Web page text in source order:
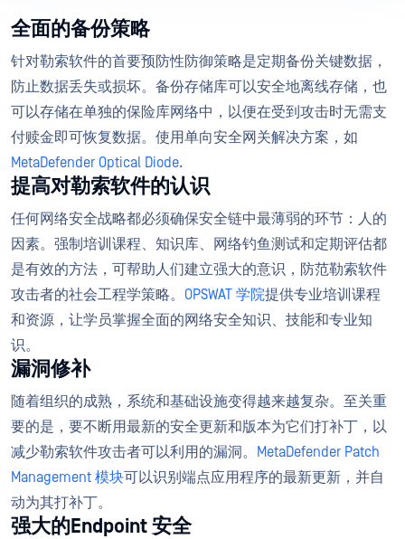
全面的备份策略
针对勒索软件的首要预防性防御策略是定期备份关键数据，
防止数据丢失或损坏。备份存储库可以安全地离线存储，也
可以存储在单独的保险库网络中，以便在受到攻击时无需支
付赎金即可恢复数据。使用单向安全网关解决方案，如
MetaDefender Optical Diode.
提高对勒索软件的认识
任何网络安全战略都必须确保安全链中最薄弱的环节：人的
因素。强制培训课程、知识库、网络钓鱼测试和定期评估都
是有效的方法，可帮助人们建立强大的意识，防范勒索软件
攻击者的社会工程学策略。 OPSWAT 学院提供专业培训课程
和资源，让学员掌握全面的网络安全知识、技能和专业知
识。
漏洞修补
随着组织的成熟，系统和基础设施变得越来越复杂。至关重
要的是，要不断用最新的安全更新和版本为它们打补丁，以
减少勒索软件攻击者可以利用的漏洞。
MetaDefender Patch
Management 模块可以识别端点应用程序的最新更新，并自
动为其打补丁。
强大的Endpoint 安全